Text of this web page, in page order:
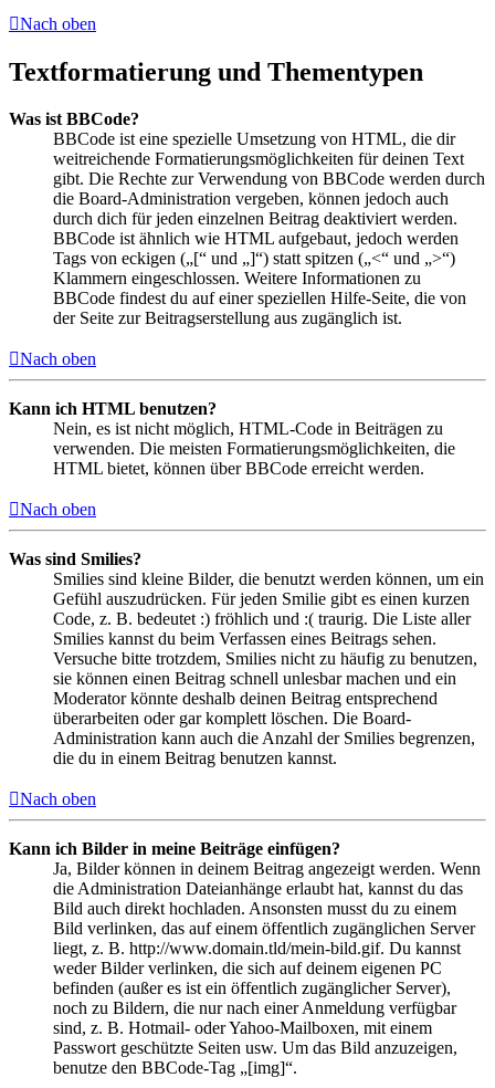
Nach oben
Textformatierung und Thementypen
Was ist BBCode?
BBCode ist eine spezielle Umsetzung von HTML, die dir
weitreichende Formatierungsmöglichkeiten für deinen Text
gibt. Die Rechte zur Verwendung von BBCode werden durch
die Board-Administration vergeben, können jedoch auch
durch dich für jeden einzelnen Beitrag deaktiviert werden.
BBCode ist ähnlich wie HTML aufgebaut, jedoch werden
Tags von eckigen („[“ und „]“) statt spitzen („<“ und „>“)
Klammern eingeschlossen. Weitere Informationen zu
BBCode findest du auf einer speziellen Hilfe-Seite, die von
der Seite zur Beitragserstellung aus zugänglich ist.
Nach oben
Kann ich HTML benutzen?
Nein, es ist nicht möglich, HTML-Code in Beiträgen zu
verwenden. Die meisten Formatierungsmöglichkeiten, die
HTML bietet, können über BBCode erreicht werden.
Nach oben
Was sind Smilies?
Smilies sind kleine Bilder, die benutzt werden können, um ein
Gefühl auszudrücken. Für jeden Smilie gibt es einen kurzen
Code, z. B. bedeutet :) fröhlich und :( traurig. Die Liste aller
Smilies kannst du beim Verfassen eines Beitrags sehen.
Versuche bitte trotzdem, Smilies nicht zu häufig zu benutzen,
sie können einen Beitrag schnell unlesbar machen und ein
Moderator könnte deshalb deinen Beitrag entsprechend
überarbeiten oder gar komplett löschen. Die Board-
Administration kann auch die Anzahl der Smilies begrenzen,
die du in einem Beitrag benutzen kannst.
Nach oben
Kann ich Bilder in meine Beiträge einfügen?
Ja, Bilder können in deinem Beitrag angezeigt werden. Wenn
die Administration Dateianhänge erlaubt hat, kannst du das
Bild auch direkt hochladen. Ansonsten musst du zu einem
Bild verlinken, das auf einem öffentlich zugänglichen Server
liegt, z. B. http://www.domain.tld/mein-bild.gif. Du kannst
weder Bilder verlinken, die sich auf deinem eigenen PC
befinden (außer es ist ein öffentlich zugänglicher Server),
noch zu Bildern, die nur nach einer Anmeldung verfügbar
sind, z. B. Hotmail- oder Yahoo-Mailboxen, mit einem
Passwort geschützte Seiten usw. Um das Bild anzuzeigen,
benutze den BBCode-Tag „[img]“.